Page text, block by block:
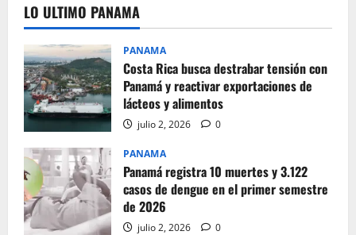
LO ULTIMO PANAMA
PANAMA
Costa Rica busca destrabar tensión con
Panamá y reactivar exportaciones de
lácteos y alimentos
julio 2, 2026 0
PANAMA
Panamá registra 10 muertes y 3.122
casos de dengue en el primer semestre
de 2026
julio 2, 2026 0